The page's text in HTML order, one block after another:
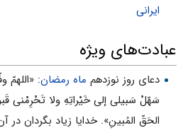
ایرانی
عبادت‌های ویژه
دعاى روز نوزدهم ماه رمضان: «اللهمّ
سَهّلْ سَبیلی إلى خَیْراتِهِ ولا تَحْرِمْنی
الحَقّ المُبینِ». خدایا زیاد بگردان در